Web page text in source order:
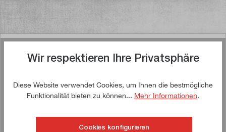
Ähnliche Artikel
Wir respektieren Ihre Privatsphäre
Diese Website verwendet Cookies, um Ihnen die bestmögliche
Funktionalität bieten zu können... Mehr Informationen.
Cookies konfigurieren